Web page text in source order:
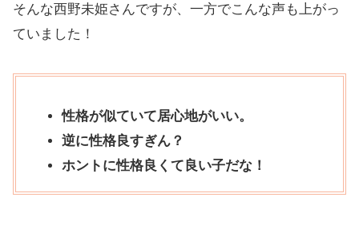
そんな西野未姫さんですが、一方でこんな声も上がっ
ていました！
性格が似ていて居心地がいい。
逆に性格良すぎん？
ホントに性格良くて良い子だな！